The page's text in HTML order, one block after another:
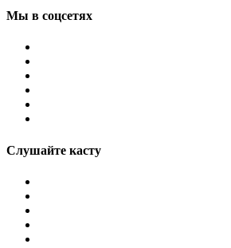
Мы в соцсетях
Слушайте касту